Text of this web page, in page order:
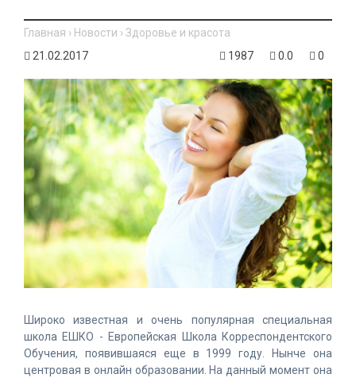
Главная › Новости › Здоровье и красота
21.02.2017
1987 0.0 0
Широко известная и очень популярная специальная
школа ЕШКО - Европейская Школа Корреспондентского
Обучения, появившаяся еще в 1999 году. Нынче она
центровая в онлайн образовании. На данный момент она